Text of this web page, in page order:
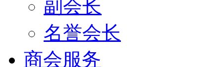
副会长
名誉会长
商会服务